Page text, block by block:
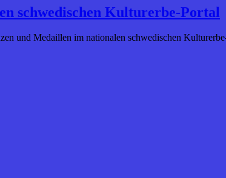
schwedischen Kulturerbe-Portal
und Medaillen im nationalen schwedischen